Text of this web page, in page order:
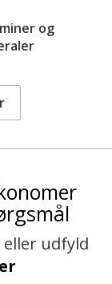
og
eller udfyld